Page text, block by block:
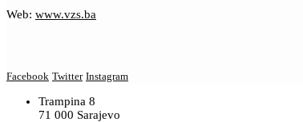
Web: www.vzs.ba
Facebook Twitter Instagram
Trampina 8
71 000 Sarajevo